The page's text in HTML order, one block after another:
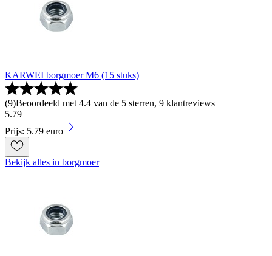
KARWEI borgmoer M6 (15 stuks)
(9)Beoordeeld met 4.4 van de 5 sterren, 9 klantreviews
5.79
Prijs: 5.79 euro
Bekijk alles in borgmoer